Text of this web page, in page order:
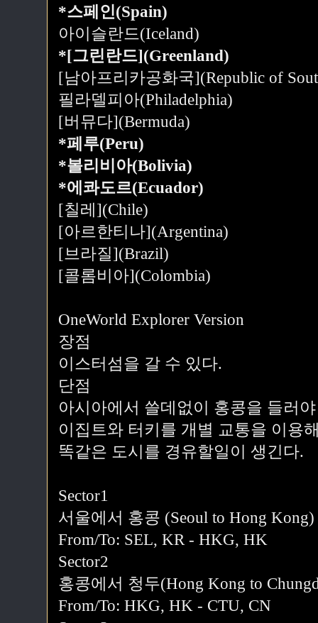
*스페인(Spain)
아이슬란드(Iceland)
*[그린란드](Greenland)
[남아프리카공화국](Republic of
필라델피아(Philadelphia)
[버뮤다](Bermuda)
*페루(Peru)
*볼리비아(Bolivia)
*에콰도르(Ecuador)
[칠레](Chile)
[아르한티나](Argentina)
[브라질](Brazil)
[콜롬비아](Colombia)
OneWorld Explorer Version
장점
이스터섬을 갈 수 있다.
단점
아시아에서 쓸데없이 홍콩을 들러
이집트와 터키를 개별 교통을 이용
똑같은 도시를 경유할일이 생긴다.
Sector1
서울에서 홍콩 (Seoul to Hong Kong)
From/To: SEL, KR - HKG, HK
Sector2
홍콩에서 청두(Hong Kong to
From/To: HKG, HK - CTU, CN